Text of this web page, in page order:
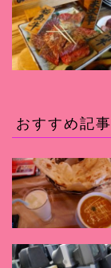
おすすめ記事